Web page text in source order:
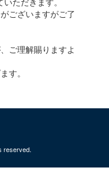
ございますがご了
ご理解賜りますよ
す。
reserved.